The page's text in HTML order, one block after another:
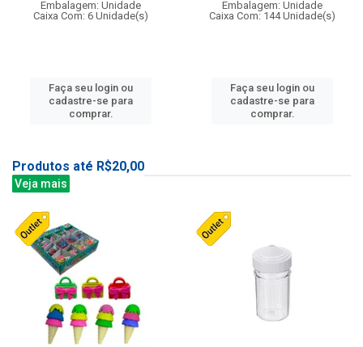
Embalagem: Unidade
Caixa Com: 6 Unidade(s)
Faça seu login ou
cadastre-se para
comprar.
Embalagem: Unidade
Caixa Com: 144 Unidade(s)
Faça seu login ou
cadastre-se para
comprar.
Produtos até R$20,00
Veja mais